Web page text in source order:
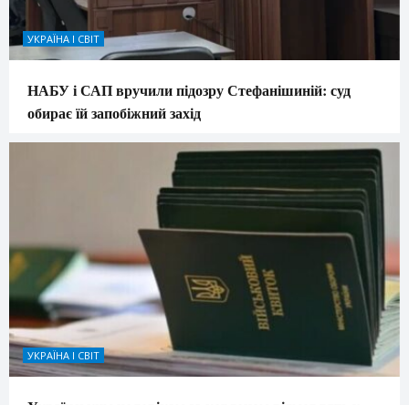
УКРАЇНА І СВІТ
НАБУ і САП вручили підозру Стефанішиній: суд
обирає їй запобіжний захід
УКРАЇНА І СВІТ